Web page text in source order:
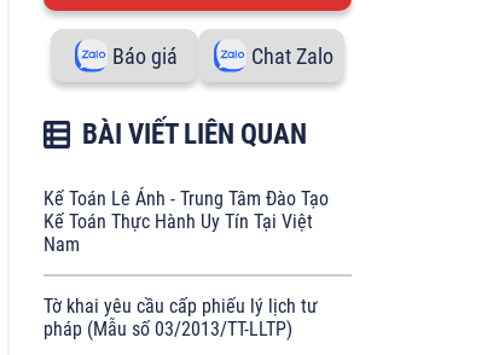
Báo giá Chat Zalo
BÀI VIẾT LIÊN QUAN
Kế Toán Lê Ánh - Trung Tâm Đào Tạo
Kế Toán Thực Hành Uy Tín Tại Việt
Nam
Tờ khai yêu cầu cấp phiếu lý lịch tư
pháp (Mẫu số 03/2013/TT-LLTP)